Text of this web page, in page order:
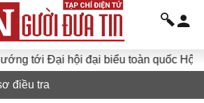
Đại hội đại biểu toàn quốc Hội Luật
điều tra